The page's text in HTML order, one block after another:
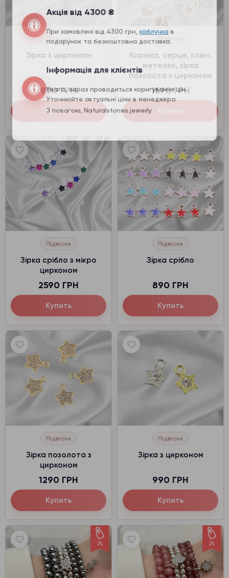
Акція від 4300 ₴
При замовлені від 4300 грн,каблучка
подарунок та безкоштовна доставка.
Інформація для клієнтів
Увага, зараз проводиться коригування цін.
Уточнюйте актуальні ціни в менеджера.
З повагою, Naturalstones.jewerly
Підвіски
Зірка з цирконом
990 ГРН
Купить
Підвіски
Корона, серце, ключ,
метелик, зірка
позолота з цирконом
1590 ГРН
Підвіски
Зірка срібло з мікро
цирконом
2590 ГРН
Купить
Підвіски
Зірка срібло
890 ГРН
Купить
Підвіски
Зірка позолота з
цирконом
1290 ГРН
Купить
Підвіски
Зірка з цирконом
990 ГРН
Купить
2% 2%